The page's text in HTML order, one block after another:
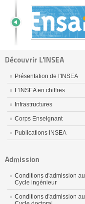
Découvrir L'INSEA
Présentation de l'INSEA
L'INSEA en chiffres
Infrastructures
Corps Enseignant
Publications INSEA
Admission
Conditions d'admission au
Cycle ingénieur
Conditions d'admission au